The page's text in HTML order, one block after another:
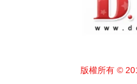
版權所有 ©